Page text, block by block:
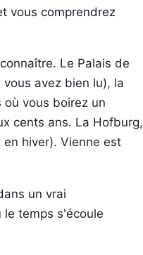
vous comprendrez
Le Palais de
avez bien lu), la
vous boirez un
cents ans. La Hofburg,
hiver). Vienne est
un vrai
le temps s'écoule